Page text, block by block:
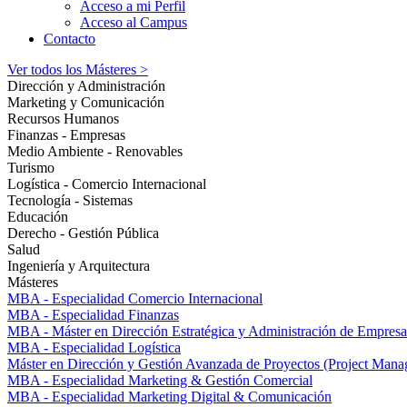
Acceso a mi Perfil
Acceso al Campus
Contacto
Ver todos los Másteres >
Dirección y Administración
Marketing y Comunicación
Recursos Humanos
Finanzas - Empresas
Medio Ambiente - Renovables
Turismo
Logística - Comercio Internacional
Tecnología - Sistemas
Educación
Derecho - Gestión Pública
Salud
Ingeniería y Arquitectura
Másteres
MBA - Especialidad Comercio Internacional
MBA - Especialidad Finanzas
MBA - Máster en Dirección Estratégica y Administración de
MBA - Especialidad Logística
Máster en Dirección y Gestión Avanzada de Proyectos (Project
MBA - Especialidad Marketing & Gestión Comercial
MBA - Especialidad Marketing Digital & Comunicación